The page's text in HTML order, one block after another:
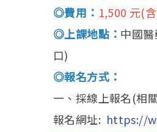
◎費用： 1,500 元(
◎上課地點： 中國
口)
◎報名方式：
一、採線上報名(相
報名網址: https://